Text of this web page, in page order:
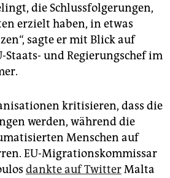
die Schlussfolgerungen,
erzielt haben, in etwas
sagte er mit Blick auf
Staats- und Regierungschef im
kritisieren, dass die
werden, während die
Menschen auf
EU-Migrationskommissar
dankte auf TwitterMalta